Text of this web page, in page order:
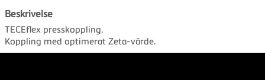
Beskrivelse
TECEflex presskoppling.
Koppling med optimerat Zeta-värde.